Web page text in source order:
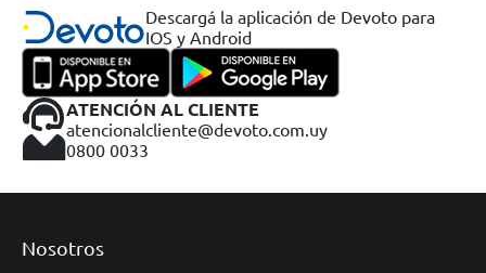
Descargá la aplicación de Devoto para
IOS y Android
ATENCIÓN AL CLIENTE
atencionalcliente@devoto.com.uy
0800 0033
Nosotros